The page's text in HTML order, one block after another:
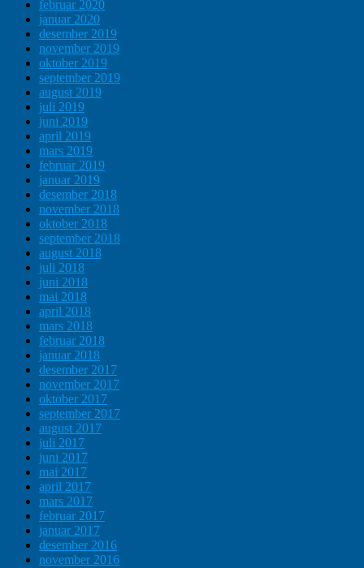
februar 2020
januar 2020
desember 2019
november 2019
oktober 2019
september 2019
august 2019
juli 2019
juni 2019
april 2019
mars 2019
februar 2019
januar 2019
desember 2018
november 2018
oktober 2018
september 2018
august 2018
juli 2018
juni 2018
mai 2018
april 2018
mars 2018
februar 2018
januar 2018
desember 2017
november 2017
oktober 2017
september 2017
august 2017
juli 2017
juni 2017
mai 2017
april 2017
mars 2017
februar 2017
januar 2017
desember 2016
november 2016